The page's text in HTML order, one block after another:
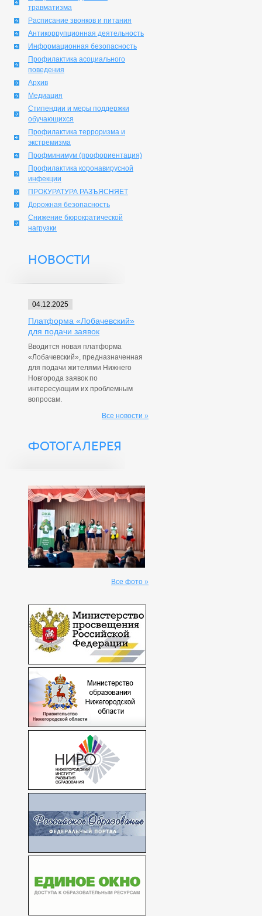
травматизма
Расписание звонков и питания
Антикоррупционная деятельность
Информационная безопасность
Профилактика асоциального
поведения
Архив
Медиация
Стипендии и меры поддержки
обучающихся
Профилактика терроризма и
экстремизма
Профминимум (профориентация)
Профилактика коронавирусной
инфекции
ПРОКУРАТУРА РАЗЪЯСНЯЕТ
Дорожная безопасность
Снижение бюрократической
нагрузки
НОВОСТИ
04.12.2025
Платформа «Лобачевский»
для подачи заявок
Вводится новая платформа
«Лобачевский», предназначенная
для подачи жителями Нижнего
Новгорода заявок по
интересующим их проблемным
вопросам.
Все новости »
ФОТОГАЛЕРЕЯ
Все фото »